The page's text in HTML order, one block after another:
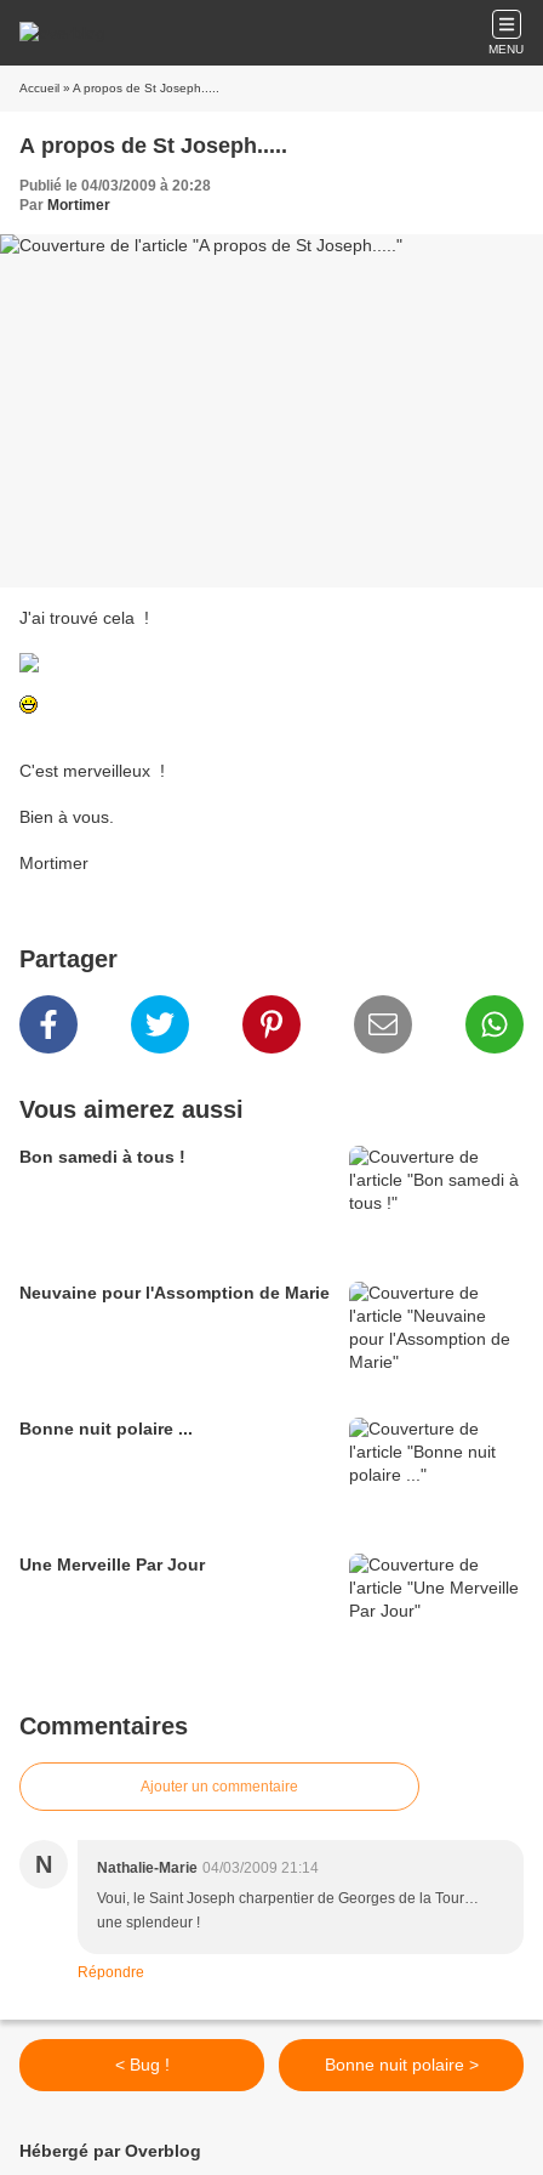
MENU
Accueil » A propos de St Joseph.....
A propos de St Joseph.....
Publié le 04/03/2009 à 20:28
Par Mortimer
J'ai trouvé cela !
C'est merveilleux !
Bien à vous.
Mortimer
Partager
Vous aimerez aussi
Bon samedi à tous !
Neuvaine pour l'Assomption de Marie
Bonne nuit polaire ...
Une Merveille Par Jour
Commentaires
Ajouter un commentaire
N Nathalie-Marie 04/03/2009 21:14
Voui, le Saint Joseph charpentier de Georges de la Tour…
une splendeur !
Répondre
< Bug ! Bonne nuit polaire >
Hébergé par Overblog